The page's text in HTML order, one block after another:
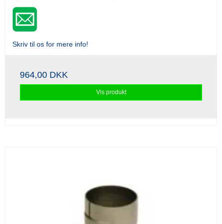
Skriv til os for mere info!
964,00 DKK
Vis produkt